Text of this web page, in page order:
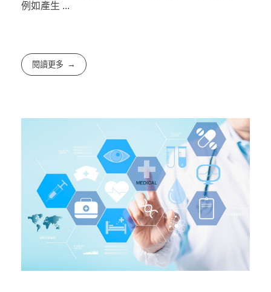
例如產生 ...
閱讀更多